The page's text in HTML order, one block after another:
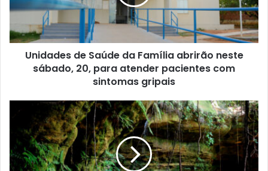
Unidades de Saúde da Família abrirão neste
sábado, 20, para atender pacientes com
sintomas gripais